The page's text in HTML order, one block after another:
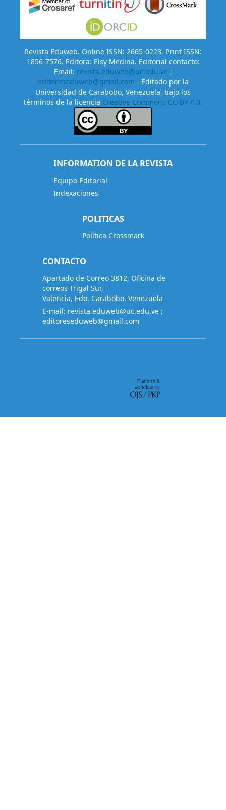
Revista Eduweb. Online ISSN: 2665-0223. Print ISSN:
1856-7576. Editora: Elsy Medina. Editorial contacto:
Email: revista.eduweb@uc.edu.ve ;
editoreseduweb@gmail.com - Editado por la
Universidad de Carabobo, Venezuela, bajo los
términos de la licencia Creative Commons CC-BY 4.0.
INFORMATION DE LA REVISTA
Equipo Editorial
Indexaciones
POLITICAS
Política Crossmark
CONTACTO
Apartado de Correo 3812, Oficina de
correos Trigal Sur,
Valencia, Edo. Carabobo. Venezuela
E-mail: revista.eduweb@uc.edu.ve ;
editoreseduweb@gmail.com